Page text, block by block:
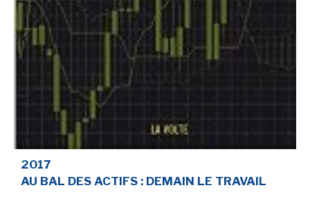
2017
AU BAL DES ACTIFS : DEMAIN LE TRAVAIL